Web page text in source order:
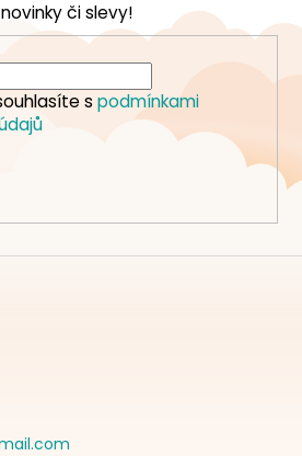
či slevy!
s podmínkami